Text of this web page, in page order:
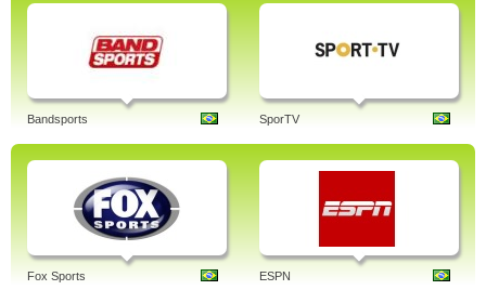
Bandsports SporTV
Fox Sports ESPN